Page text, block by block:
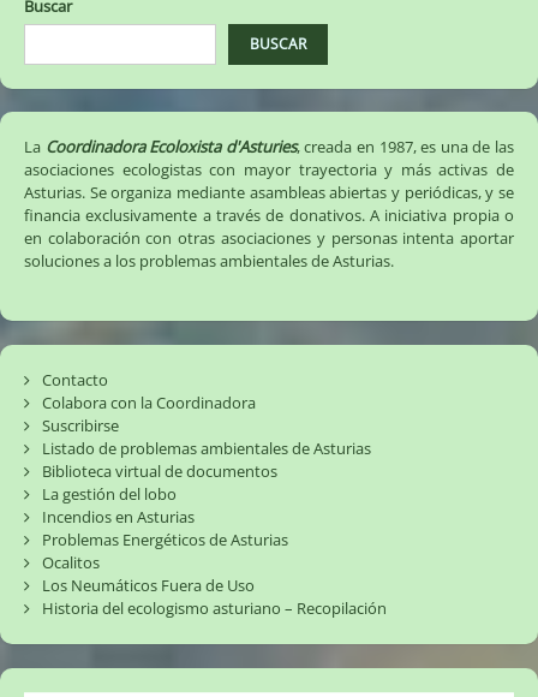
Buscar
BUSCAR
La Coordinadora Ecoloxista d'Asturies, creada en 1987, es una de las
asociaciones ecologistas con mayor trayectoria y más activas de
Asturias. Se organiza mediante asambleas abiertas y periódicas, y se
financia exclusivamente a través de donativos. A iniciativa propia o
en colaboración con otras asociaciones y personas intenta aportar
soluciones a los problemas ambientales de Asturias.
Contacto
Colabora con la Coordinadora
Suscribirse
Listado de problemas ambientales de Asturias
Biblioteca virtual de documentos
La gestión del lobo
Incendios en Asturias
Problemas Energéticos de Asturias
Ocalitos
Los Neumáticos Fuera de Uso
Historia del ecologismo asturiano – Recopilación